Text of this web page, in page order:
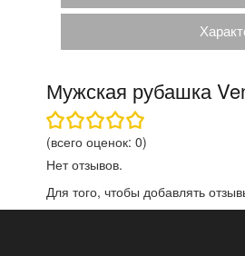
Мужская рубашка
(всего оценок: 0)
Нет отзывов.
Для того, чтобы добавлять